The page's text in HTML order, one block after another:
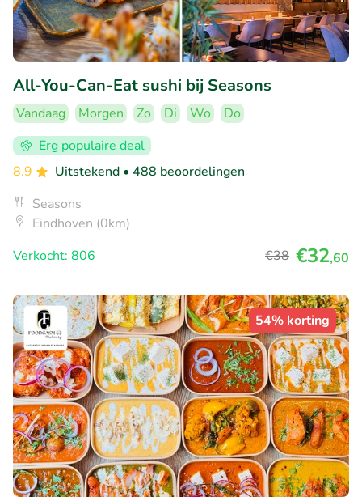
All-You-Can-Eat sushi bij Seasons
Vandaag Morgen Zo Di Wo
Do
Erg populaire deal
8.9
Uitstekend • 488 beoordelingen
Seasons
Eindhoven (0km)
Verkocht: 806
€38 €32,60
54% korting